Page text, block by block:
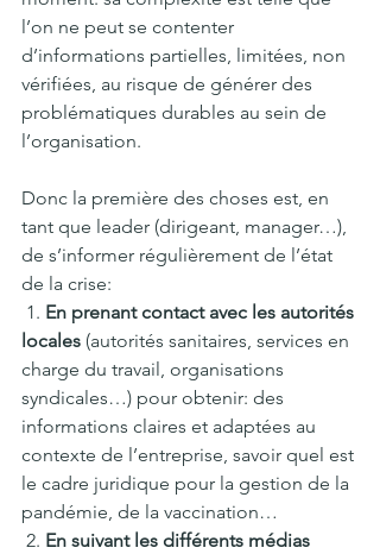
l’on ne peut se contenter
d’informations partielles, limitées, non
vérifiées, au risque de générer des
problématiques durables au sein de
l’organisation.
Donc la première des choses est, en
tant que leader (dirigeant, manager…),
de s’informer régulièrement de l’état
de la crise:
1. En prenant contact avec les autorités
locales (autorités sanitaires, services en
charge du travail, organisations
syndicales…) pour obtenir: des
informations claires et adaptées au
contexte de l’entreprise, savoir quel est
le cadre juridique pour la gestion de la
pandémie, de la vaccination…
2. En suivant les différents médias